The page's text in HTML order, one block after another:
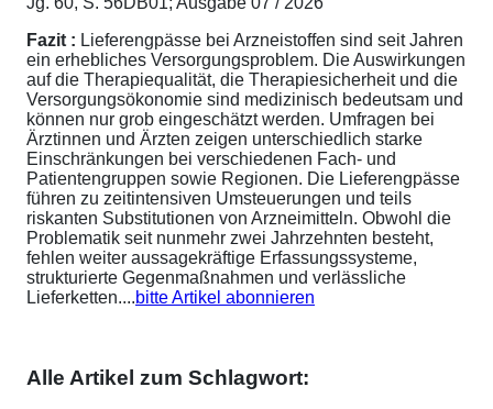
Fazit : Lieferengpässe bei Arzneistoffen sind seit Jahren
ein erhebliches Versorgungsproblem. Die Auswirkungen
auf die Therapiequalität, die Therapiesicherheit und die
Versorgungsökonomie sind medizinisch bedeutsam und
können nur grob eingeschätzt werden. Umfragen bei
Ärztinnen und Ärzten zeigen unterschiedlich starke
Einschränkungen bei verschiedenen Fach- und
Patientengruppen sowie Regionen. Die Lieferengpässe
führen zu zeitintensiven Umsteuerungen und teils
riskanten Substitutionen von Arzneimitteln. Obwohl die
Problematik seit nunmehr zwei Jahrzehnten besteht,
fehlen weiter aussagekräftige Erfassungssysteme,
strukturierte Gegenmaßnahmen und verlässliche
Lieferketten....bitte Artikel abonnieren
Alle Artikel zum Schlagwort: